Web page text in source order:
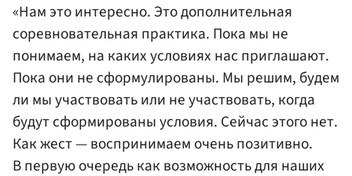
«Нам это интересно. Это дополнительная
соревновательная практика. Пока мы не
понимаем, на каких условиях нас приглашают.
Пока они не сформулированы. Мы решим, будем
ли мы участвовать или не участвовать, когда
будут сформированы условия. Сейчас этого нет.
Как жест — воспринимаем очень позитивно.
В первую очередь как возможность для наших